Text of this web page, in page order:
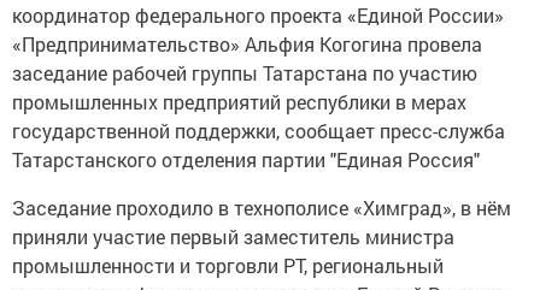
координатор федерального проекта «Единой России»
«Предпринимательство» Альфия Когогина провела
заседание рабочей группы Татарстана по участию
промышленных предприятий республики в мерах
государственной поддержки, сообщает пресс-служба
Татарстанского отделения партии "Единая Россия"
Заседание проходило в технополисе «Химград», в нём
приняли участие первый заместитель министра
промышленности и торговли РТ, региональный